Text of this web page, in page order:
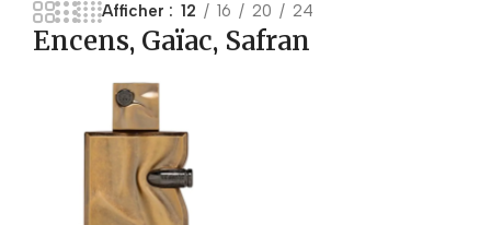
Afficher
12 16 20 24
Encens, Gaïac, Safran